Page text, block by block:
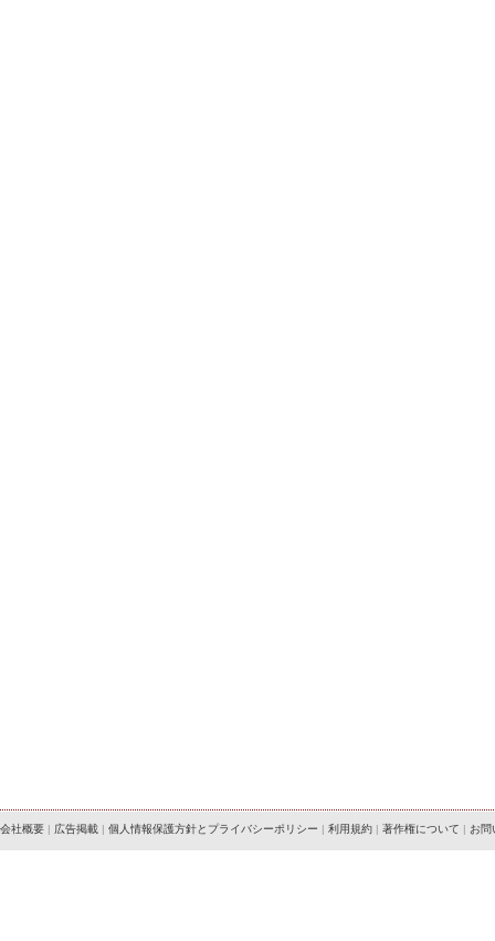
会社概要 | 広告掲載 | 個人情報保護方針とプライバシーポリシー | 利用規約 | 著作権について | お問